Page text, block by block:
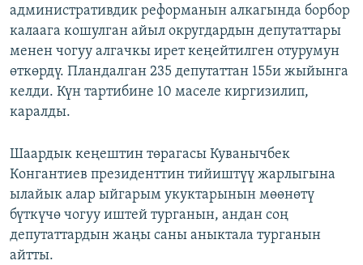
административдик реформанын алкагында борбор
калаага кошулган айыл округдардын депутаттары
менен чогуу алгачкы ирет кеңейтилген отурумун
өткөрдү. Пландалган 235 депутаттан 155и жыйынга
келди. Күн тартибине 10 маселе киргизилип,
каралды.
Шаардык кеңештин төрагасы Куванычбек
Конгантиев президенттин тийиштүү жарлыгына
ылайык алар ыйгарым укуктарынын мөөнөтү
бүткүчө чогуу иштей турганын, андан соң
депутаттардын жаңы саны аныктала турганын
айтты.